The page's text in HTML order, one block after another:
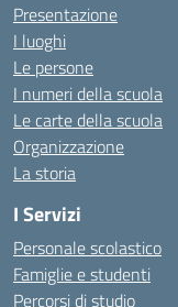
Presentazione
I luoghi
Le persone
I numeri della scuola
Le carte della scuola
Organizzazione
La storia
I Servizi
Personale scolastico
Famiglie e studenti
Percorsi di studio